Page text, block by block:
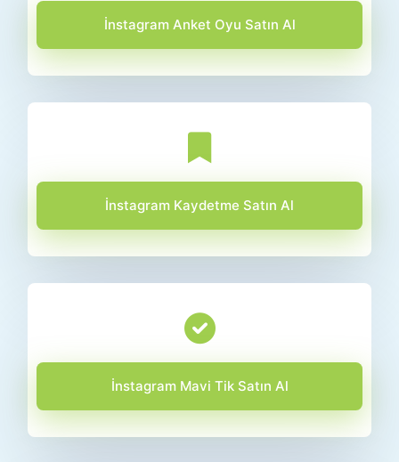
İnstagram Anket Oyu Satın Al
İnstagram Kaydetme Satın Al
İnstagram Mavi Tik Satın Al